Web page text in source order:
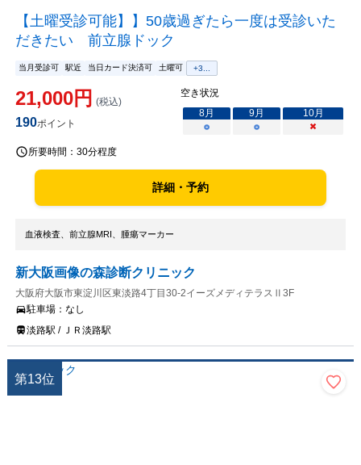
【土曜受診可能】】50歳過ぎたら一度は受診いた
だきたい 前立腺ドック
当月受診可 駅近 当日カード決済可 土曜可 +3...
21,000円 (税込)
190ポイント
空き状況
8月 9月 10月
○
○ ×
所要時間： 30分程度
詳細・予約
血液検査、前立腺MRI、腫瘍マーカー
新大阪画像の森診断クリニック
大阪府大阪市東淀川区東淡路4丁目30-2イーズメディテラスⅡ3F
駐車場： なし
淡路駅 / ＪＲ淡路駅
第13位